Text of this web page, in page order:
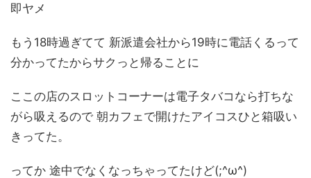
即ヤメ
もう18時過ぎてて 新派遣会社から19時に電話くるって
分かってたからサクっと帰ることに
ここの店のスロットコーナーは電子タバコなら打ちな
がら吸えるので 朝カフェで開けたアイコスひと箱吸い
きってた。
ってか 途中でなくなっちゃってたけど(;^ω^)